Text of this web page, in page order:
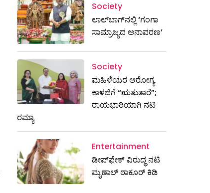
Society
ಲಾಲ್‌ಬಾಗ್‌ನಲ್ಲಿ ‘ಗಂಗಾ
ಸಾಮ್ರಾಜ್ಯದ ಅನಾವರಣ’
Society
ಮಹಿಳೆಯರ ಆರೋಗ್ಯ
ಕಾಳಜಿಗೆ “ಋತುತಾರೆ”;
ರಾಯಭಾರಿಯಾಗಿ ನಟಿ
ರಮ್ಯಾ
Entertainment
ಡೀಪ್‌ಫೇಕ್ ವಿರುದ್ಧ ನಟಿ
ಮೃಣಾಲ್ ಠಾಕೂರ್ ಕಿಡಿ